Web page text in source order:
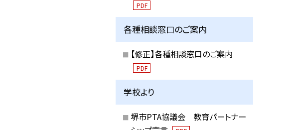
PDF
各種相談窓口のご案内
【修正】各種相談窓口のご案内
PDF
学校より
堺市PTA協議会 教育パートナー